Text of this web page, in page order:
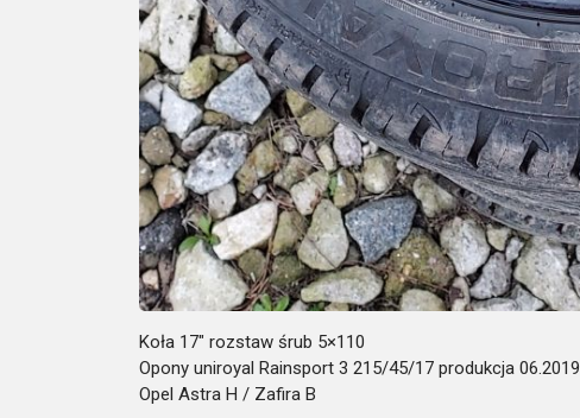
Koła 17″ rozstaw śrub 5×110
Opony uniroyal Rainsport 3 215/45/17 produkcja 06.2019
Opel Astra H / Zafira B